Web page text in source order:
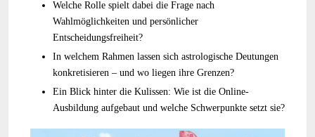
Welche Rolle spielt dabei die Frage nach
Wahlmöglichkeiten und persönlicher
Entscheidungsfreiheit?
In welchem Rahmen lassen sich astrologische Deutungen
konkretisieren – und wo liegen ihre Grenzen?
Ein Blick hinter die Kulissen: Wie ist die Online-
Ausbildung aufgebaut und welche Schwerpunkte setzt sie?